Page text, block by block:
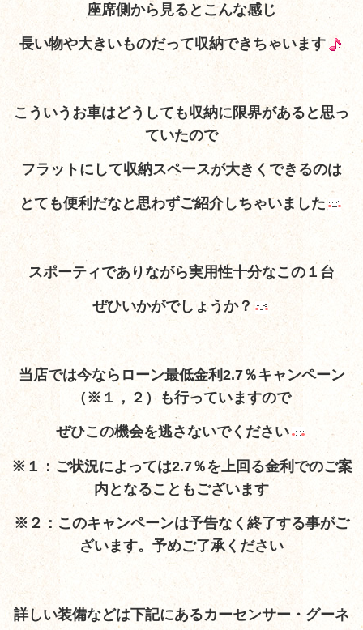
座席側から見るとこんな感じ
長い物や大きいものだって収納できちゃいます
こういうお車はどうしても収納に限界があると思っ
ていたので
フラットにして収納スペースが大きくできるのは
とても便利だなと思わずご紹介しちゃいました
スポーティでありながら実用性十分なこの１台
ぜひいかがでしょうか？
当店では今ならローン最低金利2.7％キャンペーン
（※１，２）も行っていますので
ぜひこの機会を逃さないでください
※１：ご状況によっては2.7％を上回る金利でのご案
内となることもございます
※２：このキャンペーンは予告なく終了する事がご
ざいます。予めご了承ください
詳しい装備などは下記にあるカーセンサー・グーネ